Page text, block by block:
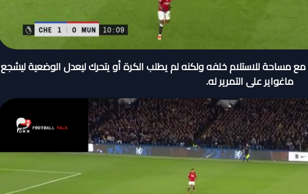
مساحة للاستلام خلفه ولكنه لم يطلب الكرة أو يتحرك ليعدل الوضعية ليشجع
ماغواير على التمرير له.